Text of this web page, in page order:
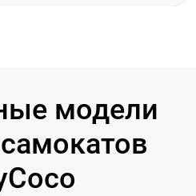
модели